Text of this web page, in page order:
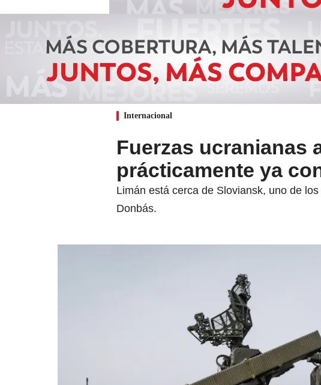
Internacional
Fuerzas ucranianas
prácticamente ya
Limán está cerca de Sloviansk, uno de
Donbás.